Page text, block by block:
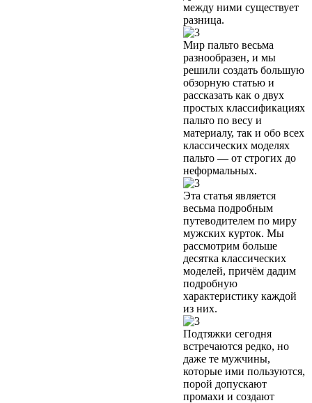
между ними существует
разница.
Мир пальто весьма
разнообразен, и мы
решили создать большую
обзорную статью и
рассказать как о двух
простых классификациях
пальто по весу и
материалу, так и обо всех
классических моделях
пальто — от строгих до
неформальных.
Эта статья является
весьма подробным
путеводителем по миру
мужских курток. Мы
рассмотрим больше
десятка классических
моделей, причём дадим
подробную
характеристику каждой
из них.
Подтяжки сегодня
встречаются редко, но
даже те мужчины,
которые ими пользуются,
порой допускают
промахи и создают